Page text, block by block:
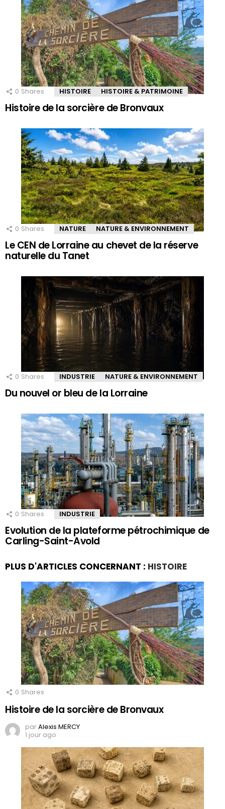
0 Shares HISTOIRE HISTOIRE & PATRIMOINE
Histoire de la sorcière de Bronvaux
0 Shares NATURE NATURE & ENVIRONNEMENT
Le CEN de Lorraine au chevet de la réserve
naturelle du Tanet
0 Shares INDUSTRIE NATURE & ENVIRONNEMENT
Du nouvel or bleu de la Lorraine
0 Shares INDUSTRIE
Evolution de la plateforme pétrochimique de
Carling-Saint-Avold
PLUS D'ARTICLES CONCERNANT : HISTOIRE
0 Shares
Histoire de la sorcière de Bronvaux
parAlexis MERCY
1 jour ago